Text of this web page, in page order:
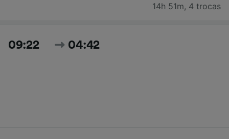
14h 51m, 4 trocas
09:22 04:42